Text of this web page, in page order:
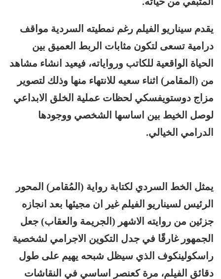
يقدم سيناريو الفيلم رغم نمطيته السردية مواقف
درامية تسعى لتكون مثابات الربط العميق بين
الحياة الواقعية للكاتب ورواياته، فيعيد انشاء مشاهد
من (المقامر) اثناء سعيه للانتهاء منها وذلك لتصوير
مزاج دوستويفسكي لحظات عملية الخلق الابداعي
لوصل الخيط بين اساسها الشخصي ووجودها
الدرامي الخيالي.
يمثل الخط السردي لكتابة رواية (المُقامر) المحور
الرئيس لسيناريو الفيلم غير ان مجيئها بعد انجازه
جزئين من روايته الاشهر (الجريمة والعقاب) جعل
الجمهور غارقًا في جدل التكوين الاجرامي لشخصية
راسكولينكوف الذي سيظل شبحه يهيم على طول
دقائق الفيلم، مرة كعنصر اساسي في النقاشات